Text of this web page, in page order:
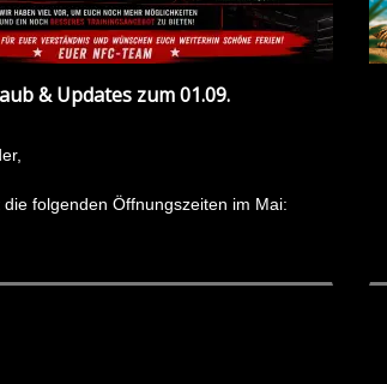
& Updates zum 01.09.
folgenden Öffnungszeiten im Mai: